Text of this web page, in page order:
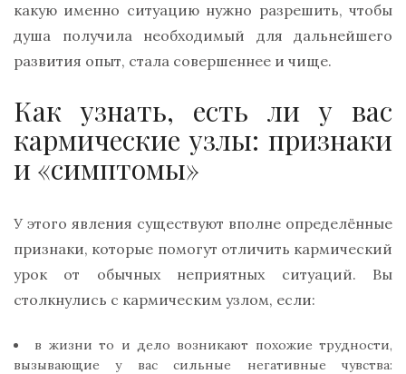
какую именно ситуацию нужно разрешить, чтобы
душа получила необходимый для дальнейшего
развития опыт, стала совершеннее и чище.
Как узнать, есть ли у вас
кармические узлы: признаки
и «симптомы»
У этого явления существуют вполне определённые
признаки, которые помогут отличить кармический
урок от обычных неприятных ситуаций. Вы
столкнулись с кармическим узлом, если:
в жизни то и дело возникают похожие трудности,
вызывающие у вас сильные негативные чувства: